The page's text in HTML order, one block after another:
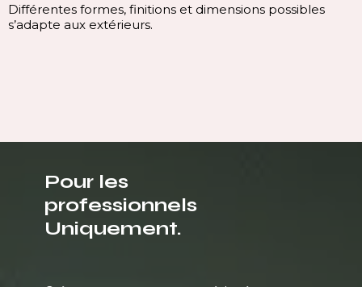
Différentes formes, finitions et dimensions possibles
s’adapte aux extérieurs.
Pour les
professionnels
Uniquement.